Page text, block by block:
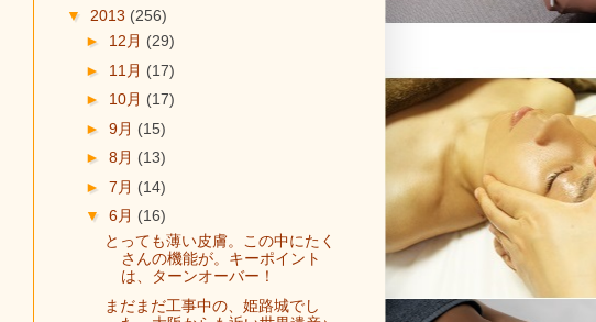
▼ 2013 (256)
► 12月 (29)
► 11月 (17)
► 10月 (17)
► 9月 (15)
► 8月 (13)
► 7月 (14)
▼ 6月 (16)
とっても薄い皮膚。この中にたく
さんの機能が。キーポイント
は、ターンオーバー！
まだまだ工事中の、姫路城でし